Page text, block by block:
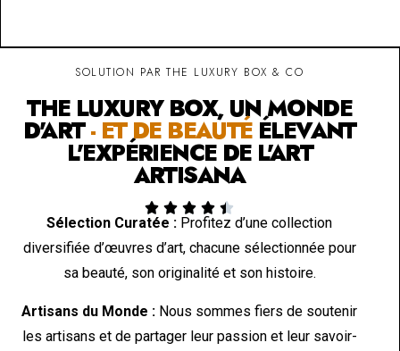
SOLUTION PAR THE LUXURY BOX & CO
THE LUXURY BOX, UN MONDE
D'ART- ET DE BEAUTÉ ÉLEVANT
L'EXPÉRIENCE DE L'ART
ARTISANA
    
Sélection Curatée : Profitez d’une collection
diversifiée d’œuvres d’art, chacune sélectionnée pour
sa beauté, son originalité et son histoire.
Artisans du Monde : Nous sommes fiers de soutenir
les artisans et de partager leur passion et leur savoir-